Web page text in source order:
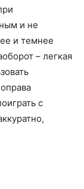
и не
и темнее
– легкая
с